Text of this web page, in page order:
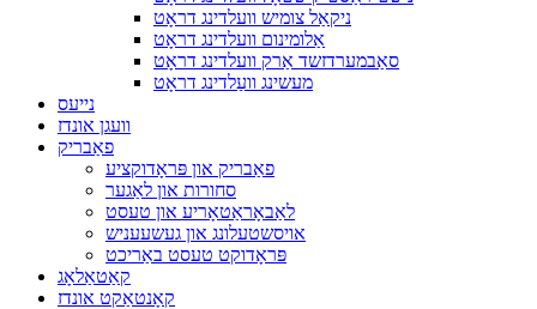
ניקאַל צומיש וועלדינג דראָט
אַלומינום וועלדינג דראָט
סאַבמערדזשד אַרק וועלדינג דראָט
מעשינג וועַלדינג דראָט
נייעס
וועגן אונדז
פאַבריק
פאַבריק און פּראָדוקציע
סחורות און לאַגער
לאַבאָראַטאָריע און טעסט
אויסשטעלונג און געשעעניש
פּראָדוקט טעסט באַריכט
קאַטאַלאָג
קאָנטאַקט אונדז